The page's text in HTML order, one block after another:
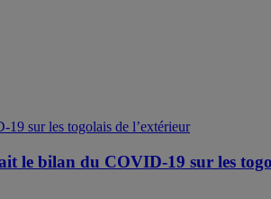
le bilan du COVID-19 sur les